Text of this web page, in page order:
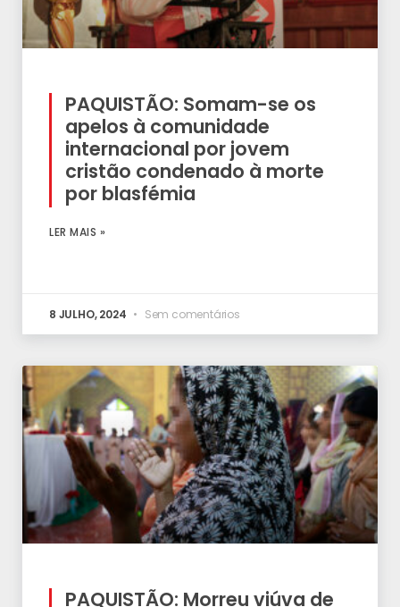
PAQUISTÃO: Somam-se os
apelos à comunidade
internacional por jovem
cristão condenado à morte
por blasfémia
LER MAIS »
8 JULHO, 2024 Sem comentários
PAQUISTÃO: Morreu viúva de